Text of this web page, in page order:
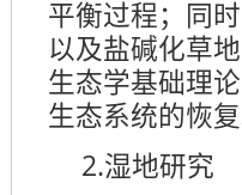
平衡过程；同
以及盐碱化草
生态学基础理
生态系统的恢复
2.湿地研究